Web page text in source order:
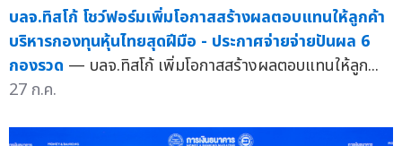
บลจ.ทิสโก้ โชว์ฟอร์มเพิ่มโอกาสสร้างผลตอบแทนให้ลูกค้า
บริหารกองทุนหุ้นไทยสุดฝีมือ - ประกาศจ่ายจ่ายปันผล 6
กองรวด — บลจ.ทิสโก้ เพิ่มโอกาสสร้างผลตอบแทนให้ลูก...
27 ก.ค.